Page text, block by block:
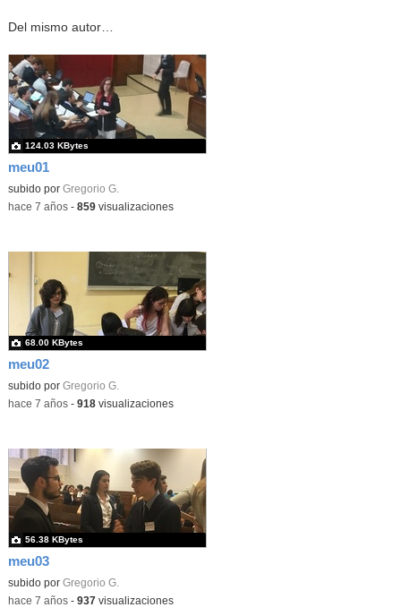
Del mismo autor…
meu01
subido por Gregorio G.
124.03 KBytes
-hace 7 años- 859visualizaciones
meu02
subido por Gregorio G.
68.00 KBytes
-hace 7 años- 918visualizaciones
meu03
subido por Gregorio G.
56.38 KBytes
-hace 7 años- 937visualizaciones